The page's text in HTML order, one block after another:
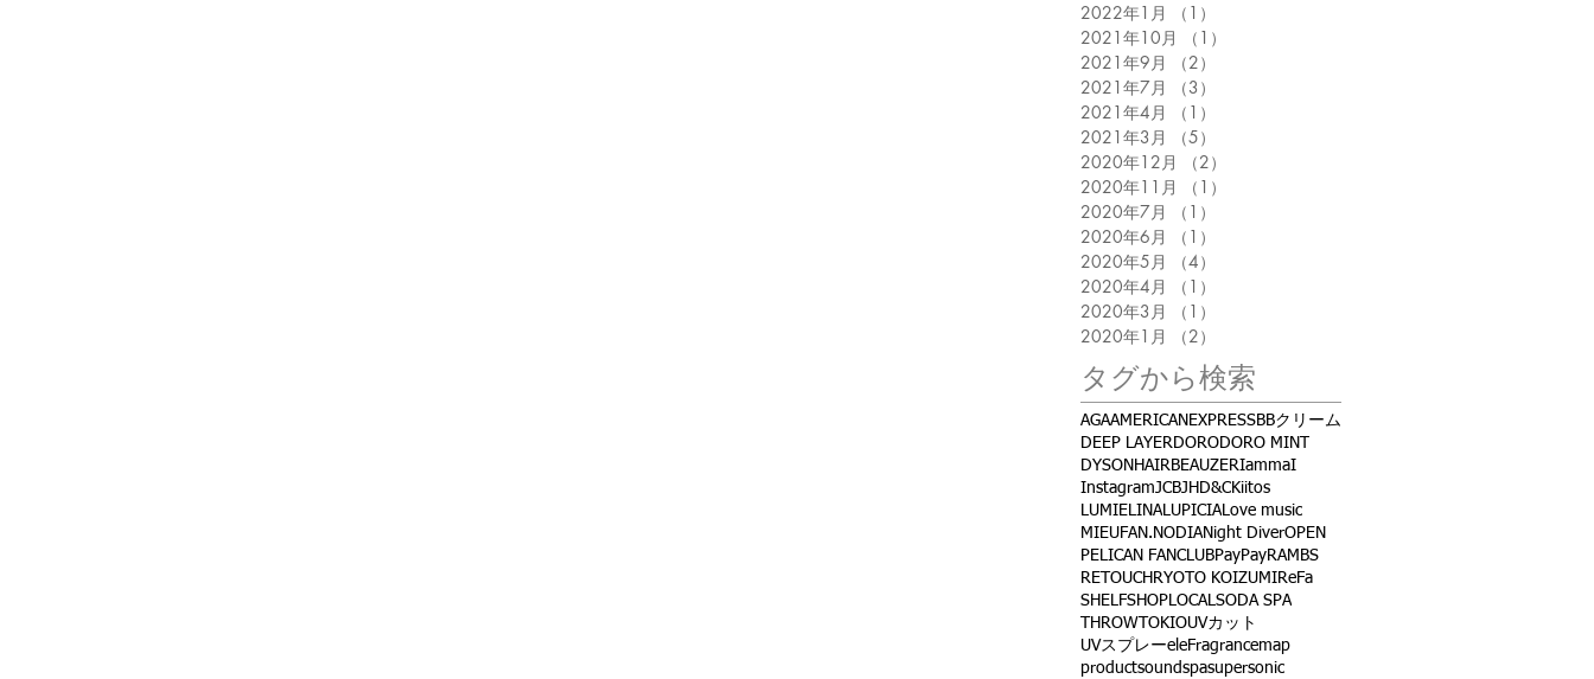
2022年1月
（1）
2021年10月
（1）
2021年9月
（2）
2021年7月
（3）
2021年4月
（1）
2021年3月
（5）
2020年12月
（2）
2020年11月
（1）
2020年7月
（1）
2020年6月
（1）
2020年5月
（4）
2020年4月
（1）
2020年3月
（1）
2020年1月
（2）
タグから検索
AGAAMERICANEXPRESSBBクリーム
DEEP LAYERDORODORO MINT
DYSON HAIRBEAUZERIammaI
InstagramJCBJHD&CKiitos
LUMIELINALUPICIALove music
MIEUFAN. NODIANight DiverOPEN
PELICAN FANCLUBPayPayRAMBS
RETOUCH RYOTO KOIZUMIReFa
SHELFSHOPLOCALSODA SPA
THROW TOKIOUVカット
UVスプレーeleFragrancemap
productsoundspasupersonic